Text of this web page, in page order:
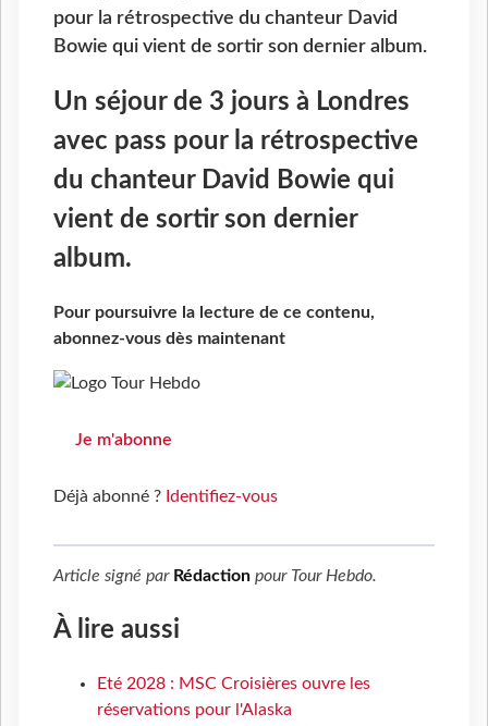
pour la rétrospective du chanteur David
Bowie qui vient de sortir son dernier album.
Un séjour de 3 jours à Londres
avec pass pour la rétrospective
du chanteur David Bowie qui
vient de sortir son dernier
album.
Pour poursuivre la lecture de ce contenu,
abonnez-vous dès maintenant
Je m'abonne
Déjà abonné ? Identifiez-vous
Article signé par Rédaction pour Tour Hebdo.
À lire aussi
Eté 2028 : MSC Croisières ouvre les
réservations pour l'Alaska